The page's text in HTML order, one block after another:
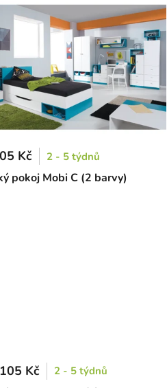
pokoj Mobi C (2 barvy)
Kč 2 - 5 týdnů
Kč 2 - 5 týdnů